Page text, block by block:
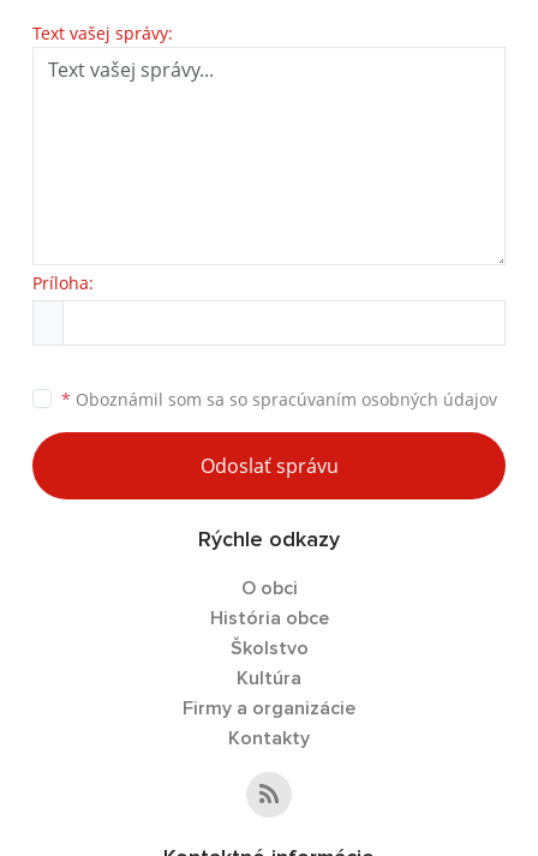
Text vašej správy:
Príloha:
* Oboznámil som sa so spracúvaním osobných údajov
Odoslať správu
Rýchle odkazy
O obci
História obce
Školstvo
Kultúra
Firmy a organizácie
Kontakty